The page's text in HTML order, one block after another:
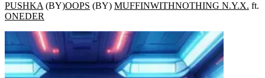
PUSHKA (BY)OOPS (BY) MUFFINWITHNOTHING N.Y.X. ft.
ONEDER